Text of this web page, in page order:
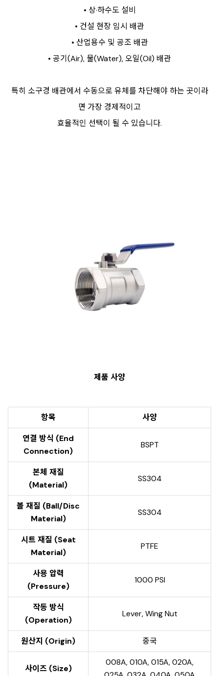
• 상·하수도 설비
• 건설 현장 임시 배관
• 산업용수 및 공조 배관
• 공기(Air), 물(Water), 오일(Oil) 배관
특히 소구경 배관에서 수동으로 유체를 차단해야 하는 곳이라
면 가장 경제적이고
효율적인 선택이 될 수 있습니다.
제품 사양
항목 사양
연결 방식 (End
Connection)
BSPT
본체 재질
(Material)
SS304
볼 재질 (Ball/Disc
Material)
SS304
시트 재질 (Seat
Material)
PTFE
사용 압력
(Pressure)
1000 PSI
작동 방식
(Operation)
Lever, Wing Nut
원산지 (Origin) 중국
사이즈 (Size)
008A, 010A, 015A, 020A,